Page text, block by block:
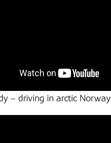
– driving in arctic Norway